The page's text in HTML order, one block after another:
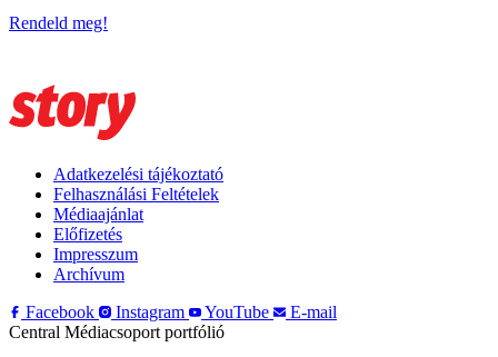
Rendeld meg!
Adatkezelési tájékoztató
Felhasználási Feltételek
Médiaajánlat
Előfizetés
Impresszum
Archívum
Facebook
Instagram YouTube
E-mail
Central Médiacsoport portfólió